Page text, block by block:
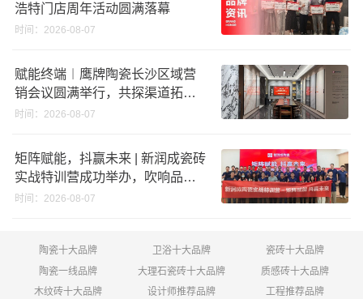
浩特门店周年活动圆满落幕
时间：2026-08-07
赋能终端︱鹰牌陶瓷长沙区域营
销会议圆满举行，共探渠道拓展
与门店升级新路径
时间：2026-08-07
矩阵赋能，抖赢未来 | 新润成瓷砖
实战特训营成功举办，吹响品牌
秋季营销冲锋号！
时间：2026-08-07
陶瓷十大品牌 卫浴十大品牌
瓷砖十大品牌
陶瓷一线品牌
大理石瓷砖十大品牌
质感砖十大品牌
木纹砖十大品牌
设计师推荐品牌 工程推荐品牌